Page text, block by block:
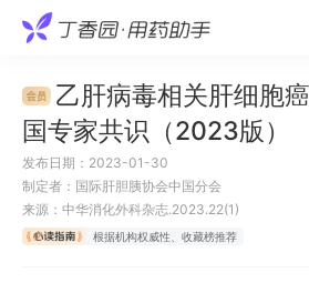
乙肝病毒相关肝细胞
国专家共识（2023版）
发布日期： 2023-01-30
制定者： 国际肝胆胰协会中国分会
来源： 中华消化外科杂志.2023.22(1)
根据机构权威性、收藏榜推荐